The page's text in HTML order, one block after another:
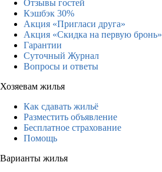
Отзывы гостей
Кэшбэк 30%
Акция «Пригласи друга»
Акция «Скидка на первую бронь»
Гарантии
Суточный Журнал
Вопросы и ответы
Хозяевам жилья
Как сдавать жильё
Разместить объявление
Бесплатное страхование
Помощь
Варианты жилья